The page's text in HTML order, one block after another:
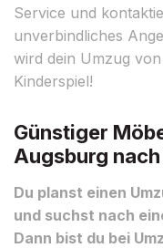
Service und
unverbindliches
wird dein Umzug
Kinderspiel!
Günstiger
Augsburg
Du planst einen
und suchst nach
Dann bist du bei